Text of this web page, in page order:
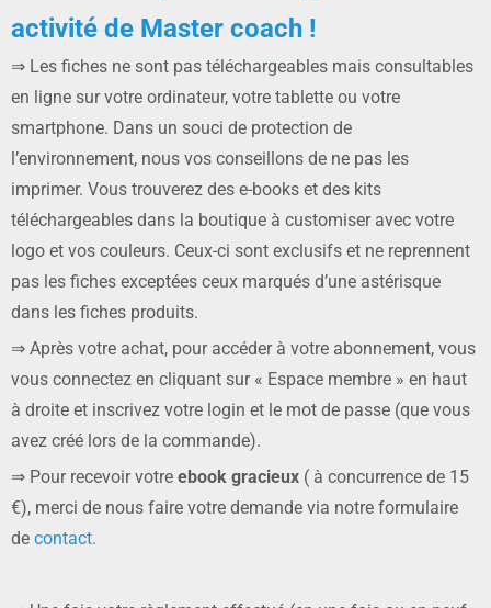
activité de Master coach !
⇒ Les fiches ne sont pas téléchargeables mais consultables
en ligne sur votre ordinateur, votre tablette ou votre
smartphone. Dans un souci de protection de
l’environnement, nous vos conseillons de ne pas les
imprimer. Vous trouverez des e-books et des kits
téléchargeables dans la boutique à customiser avec votre
logo et vos couleurs. Ceux-ci sont exclusifs et ne reprennent
pas les fiches exceptées ceux marqués d’une astérisque
dans les fiches produits.
⇒ Après votre achat, pour accéder à votre abonnement, vous
vous connectez en cliquant sur « Espace membre » en haut
à droite et inscrivez votre login et le mot de passe (que vous
avez créé lors de la commande).
⇒ Pour recevoir votre ebook gracieux ( à concurrence de 15
€), merci de nous faire votre demande via notre formulaire
de contact.